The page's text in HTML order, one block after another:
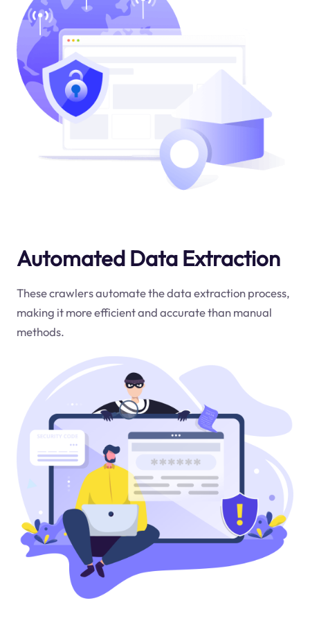
Automated Data Extraction
These crawlers automate the data extraction process,
making it more efficient and accurate than manual
methods.